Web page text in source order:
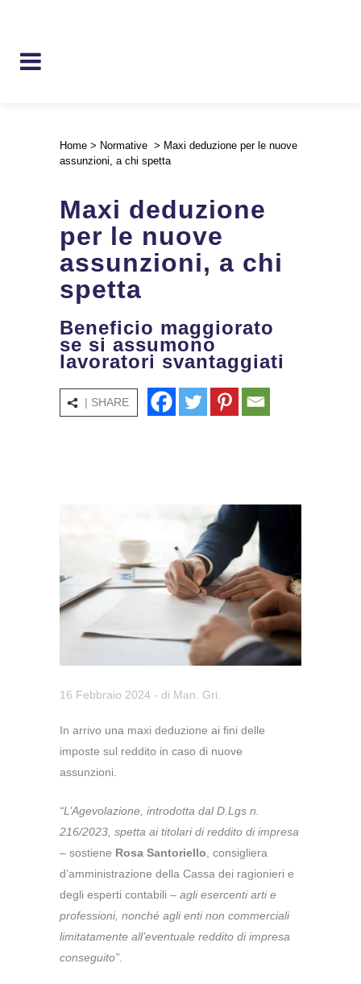
Home > Normative > Maxi deduzione per le nuove
assunzioni, a chi spetta
Maxi deduzione
per le nuove
assunzioni, a chi
spetta
Beneficio maggiorato
se si assumono
lavoratori svantaggiati
| SHARE
16 Febbraio 2024 - di Man. Gri.
In arrivo una maxi deduzione ai fini delle
imposte sul reddito in caso di nuove
assunzioni.
“L’Agevolazione, introdotta dal D.Lgs n.
216/2023, spetta ai titolari di reddito di impresa
– sostiene Rosa Santoriello , consigliera
d’amministrazione della Cassa dei ragionieri e
degli esperti contabili – agli esercenti arti e
professioni, nonché agli enti non commerciali
limitatamente all’eventuale reddito di impresa
conseguito”